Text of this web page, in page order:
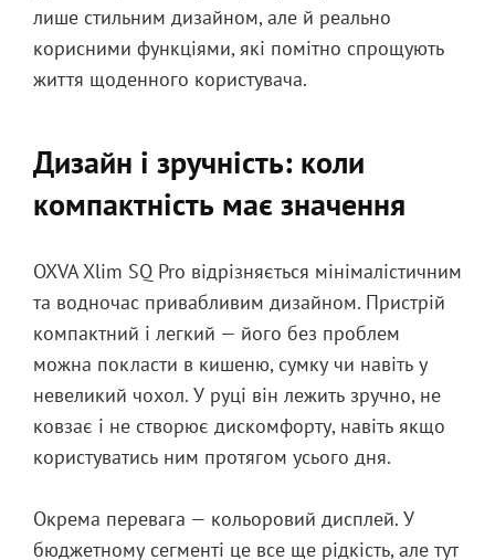
лише стильним дизайном, але й реально
корисними функціями, які помітно спрощують
життя щоденного користувача.
Дизайн і зручність: коли
компактність має значення
OXVA Xlim SQ Pro відрізняється мінімалістичним
та водночас привабливим дизайном. Пристрій
компактний і легкий — його без проблем
можна покласти в кишеню, сумку чи навіть у
невеликий чохол. У руці він лежить зручно, не
ковзає і не створює дискомфорту, навіть якщо
користуватись ним протягом усього дня.
Окрема перевага — кольоровий дисплей. У
бюджетному сегменті це все ще рідкість, але тут